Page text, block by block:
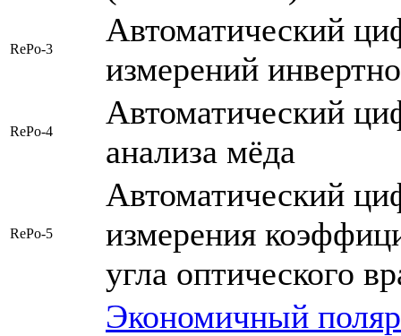
RePo-3
Автоматический
измерений
RePo-4
Автоматический
анализа мёда
RePo-5
Автоматический
измерения
угла оптического
Экономичный